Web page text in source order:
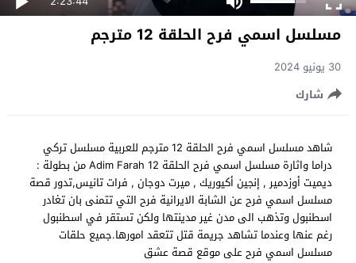
مسلسل اسمي فرح الحلقة 12 مترجم
30 يونيو 2024
شارك
شاهد مسلسل اسمي فرح الحلقة 12 مترجم للعربية مسلسل تركي
دراما واثارة مسلسل اسمي فرح الحلقة 12 Adim Farah من بطولة :
ديميت أوزدمير , إنجين أكيوريك , ميرت دوجان , فرات تانيس,تدور قصة
مسلسل اسمي فرح عن الشابة الايرانية فرح التي تتمنى بان تغادر
اسطنبول وتذهب الى مدن غير مدينتها ولكن تستقر في اسطنبول
رغم عنها وعندما تشاهد جريمة قتل تتعقد امورها.جميع حلقات
مسلسل اسمي فرح على موقع قصة عشق